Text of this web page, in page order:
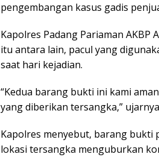
pengembangan kasus gadis
Kapolres Padang Pariaman
itu antara lain, pacul yang
saat hari kejadian.
“Kedua barang bukti ini kami
yang diberikan tersangka,”
Kapolres menyebut, barang bukti
lokasi tersangka menguburkan